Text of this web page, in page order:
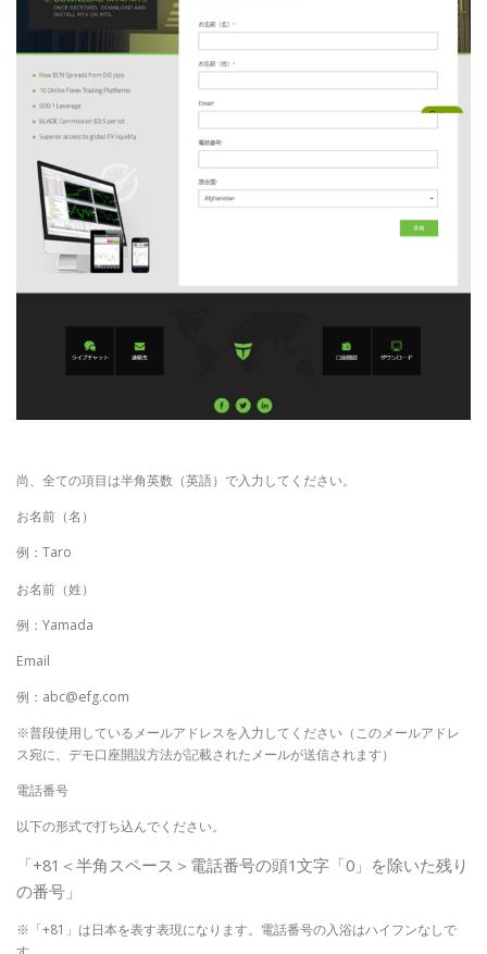
尚、全ての項目は半角英数（英語）で入力してください。
お名前（名）
例：Taro
お名前（姓）
例：Yamada
Email
例：abc@efg.com
※普段使用しているメールアドレスを入力してください（このメールアドレ
ス宛に、デモ口座開設方法が記載されたメールが送信されます）
電話番号
以下の形式で打ち込んでください。
「+81＜半角スペース＞電話番号の頭1文字「0」を除いた残り
の番号」
※「+81」は日本を表す表現になります。電話番号の入浴はハイフンなしで